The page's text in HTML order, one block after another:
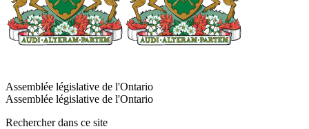
Assemblée législative de l'Ontario
Assemblée législative de l'Ontario
Rechercher dans ce site